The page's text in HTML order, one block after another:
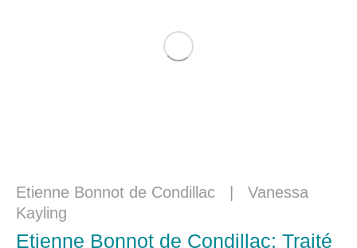
Etienne Bonnot de Condillac
Vanessa
Kayling
Etienne Bonnot de Condillac: Traité